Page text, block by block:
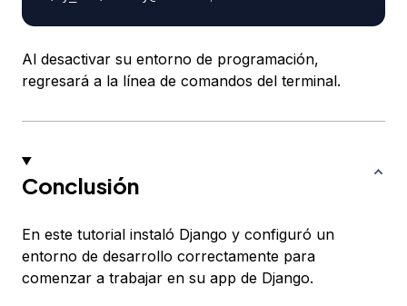
Al desactivar su entorno de programación,
regresará a la línea de comandos del terminal.
Conclusión
En este tutorial instaló Django y configuró un
entorno de desarrollo correctamente para
comenzar a trabajar en su app de Django.